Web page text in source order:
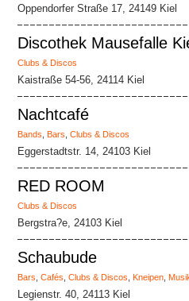
Oppendorfer Straße 17, 24149 Kiel
Discothek Mausefalle
Clubs & Discos
Kaistraße 54-56, 24114 Kiel
Nachtcafé
Bands Bars Clubs & Discos
Eggerstadtstr. 14, 24103 Kiel
RED ROOM
Clubs & Discos
Bergstra?e, 24103 Kiel
Schaubude
Bars Cafés Clubs & Discos Kneipen
Legienstr. 40, 24113 Kiel